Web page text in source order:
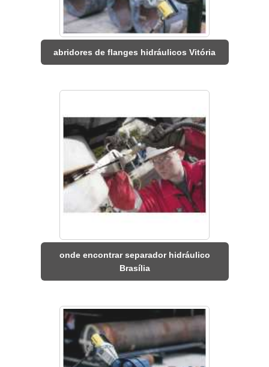
abridores de flanges hidráulicos Vitória
onde encontrar separador hidráulico
Brasília